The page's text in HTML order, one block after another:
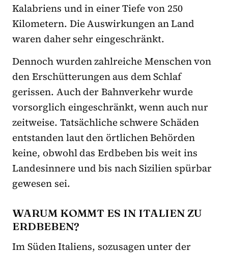
Kalabriens und in einer Tiefe von 250
Kilometern. Die Auswirkungen an Land
waren daher sehr eingeschränkt.
Dennoch wurden zahlreiche Menschen von
den Erschütterungen aus dem Schlaf
gerissen. Auch der Bahnverkehr wurde
vorsorglich eingeschränkt, wenn auch nur
zeitweise. Tatsächliche schwere Schäden
entstanden laut den örtlichen Behörden
keine, obwohl das Erdbeben bis weit ins
Landesinnere und bis nach Sizilien spürbar
gewesen sei.
WARUM KOMMT ES IN ITALIEN ZU
ERDBEBEN?
Im Süden Italiens, sozusagen unter der